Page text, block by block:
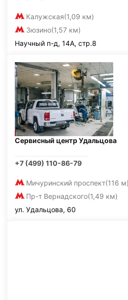
Калужская(1,09 км)
Зюзино(1,57 км)
Научный п-д, 14А, стр.8
Сервисный центр Удальцова
+7 (499) 110-86-79
Мичуринский проспект(116 м)
Пр-т Вернадского(1,49 км)
ул. Удальцова, 60